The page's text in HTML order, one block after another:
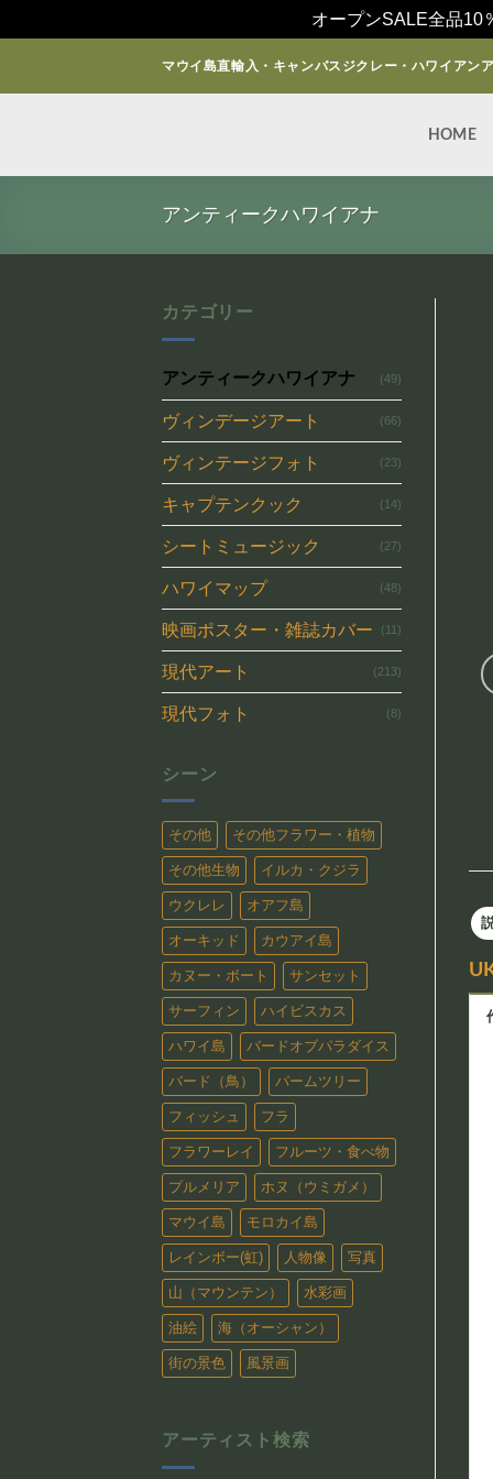
オープンSALE全品10
マウイ島直輸入・キャンバスジクレー・ハワイアン
HOME
アンティークハワイアナ
カテゴリー
アンティークハワイアナ (49)
ヴィンデージアート (66)
ヴィンテージフォト (23)
キャプテンクック (14)
シートミュージック (27)
ハワイマップ (48)
映画ポスター・雑誌カバー (11)
現代アート (213)
現代フォト (8)
シーン
その他 その他フラワー・植物
その他生物 イルカ・クジラ
ウクレレ オアフ島
オーキッド カウアイ島
カヌー・ボート サンセット
サーフィン ハイビスカス
ハワイ島 バードオブパラダイス
バード（鳥） パームツリー
フィッシュ フラ
フラワーレイ フルーツ・食べ物
プルメリア ホヌ（ウミガメ）
マウイ島 モロカイ島
レインボー(虹) 人物像 写真
山（マウンテン） 水彩画
油絵 海（オーシャン）
街の景色 風景画
アーティスト検索